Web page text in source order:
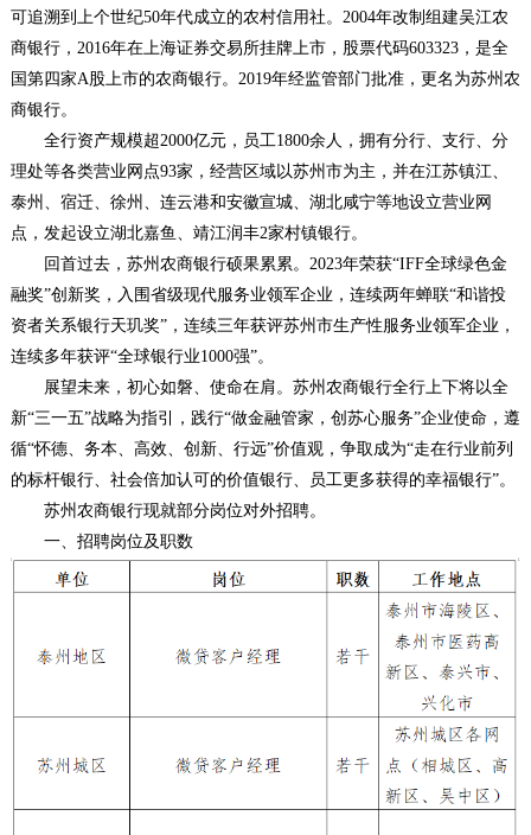
可追溯到上个世纪50年代成立的农村信用社。2004年改制组建吴江农
商银行，2016年在上海证券交易所挂牌上市，股票代码603323，是全
国第四家A股上市的农商银行。2019年经监管部门批准，更名为苏州农
商银行。
全行资产规模超2000亿元，员工1800余人，拥有分行、支行、分
理处等各类营业网点93家，经营区域以苏州市为主，并在江苏镇江、
泰州、宿迁、徐州、连云港和安徽宣城、湖北咸宁等地设立营业网
点，发起设立湖北嘉鱼、靖江润丰2家村镇银行。
回首过去，苏州农商银行硕果累累。2023年荣获“IFF全球绿色金
融奖”创新奖，入围省级现代服务业领军企业，连续两年蝉联“和谐投
资者关系银行天玑奖”，连续三年获评苏州市生产性服务业领军企业，
连续多年获评“全球银行业1000强”。
展望未来，初心如磐、使命在肩。苏州农商银行全行上下将以全
新“三一五”战略为指引，践行“做金融管家，创苏心服务”企业使命，遵
循“怀德、务本、高效、创新、行远”价值观，争取成为“走在行业前列
的标杆银行、社会倍加认可的价值银行、员工更多获得的幸福银行”。
苏州农商银行现就部分岗位对外招聘。
一、招聘岗位及职数